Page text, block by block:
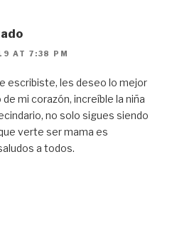
AT 7:38 PM
escribiste, les deseo lo mejor
mi corazón, increíble la niña
no solo sigues siendo
verte ser mama es
a todos.